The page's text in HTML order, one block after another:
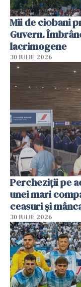
Mii de ciobani
Guvern.
lacrimogene
30 IULIE 2026
Percheziții pe
unei mari
ceasuri și
30 IULIE 2026